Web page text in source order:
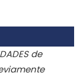
de